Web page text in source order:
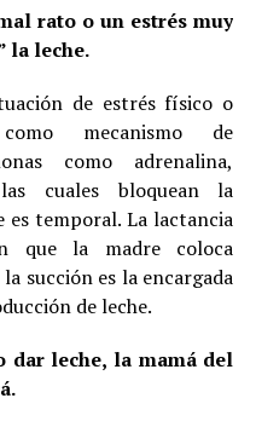
rato o un estrés muy
la leche.
de estrés físico o
mecanismo de
como adrenalina,
cuales bloquean la
es temporal. La lactancia
que la madre coloca
succión es la encargada
de leche.
dar leche, la mamá del